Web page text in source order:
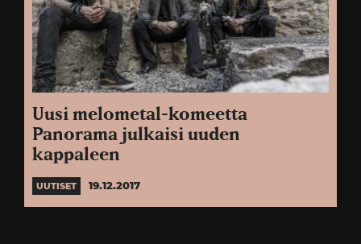
Uusi melometal-komeetta
Panorama julkaisi uuden
kappaleen
UUTISET 19.12.2017